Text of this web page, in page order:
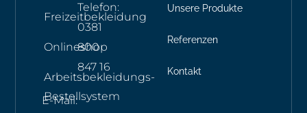
Freizeitbekleidung
Onlineshop
Arbeitsbekleidungs-
Bestellsystem
Telefon:
0381
800
847 16
E-Mail:
Unsere Produkte
Referenzen
Kontakt